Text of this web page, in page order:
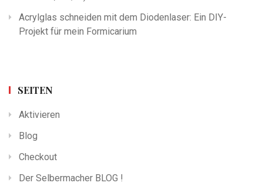
Acrylglas schneiden mit dem Diodenlaser: Ein DIY-
Projekt für mein Formicarium
SEITEN
Aktivieren
Blog
Checkout
Der Selbermacher BLOG !